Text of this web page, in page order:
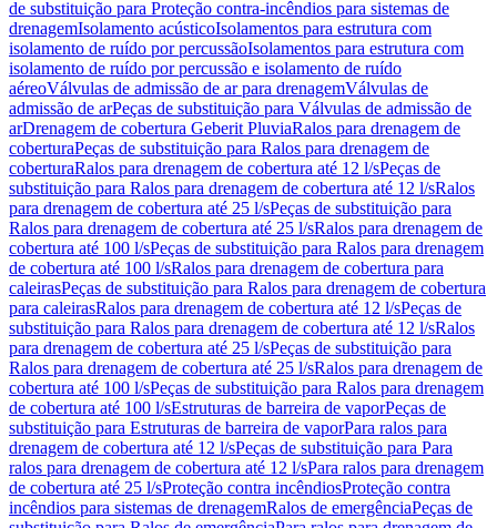
de substituição para Proteção contra-incêndios para sistemas de
drenagemIsolamento acústicoIsolamentos para estrutura com
isolamento de ruído por percussãoIsolamentos para estrutura com
isolamento de ruído por percussão e isolamento de ruído
aéreoVálvulas de admissão de ar para drenagemVálvulas de
admissão de arPeças de substituição para Válvulas de admissão de
arDrenagem de cobertura Geberit PluviaRalos para drenagem de
coberturaPeças de substituição para Ralos para drenagem de
coberturaRalos para drenagem de cobertura até 12 l/sPeças de
substituição para Ralos para drenagem de cobertura até 12 l/sRalos
para drenagem de cobertura até 25 l/sPeças de substituição para
Ralos para drenagem de cobertura até 25 l/sRalos para drenagem de
cobertura até 100 l/sPeças de substituição para Ralos para drenagem
de cobertura até 100 l/sRalos para drenagem de cobertura para
caleirasPeças de substituição para Ralos para drenagem de cobertura
para caleirasRalos para drenagem de cobertura até 12 l/sPeças de
substituição para Ralos para drenagem de cobertura até 12 l/sRalos
para drenagem de cobertura até 25 l/sPeças de substituição para
Ralos para drenagem de cobertura até 25 l/sRalos para drenagem de
cobertura até 100 l/sPeças de substituição para Ralos para drenagem
de cobertura até 100 l/sEstruturas de barreira de vaporPeças de
substituição para Estruturas de barreira de vaporPara ralos para
drenagem de cobertura até 12 l/sPeças de substituição para Para
ralos para drenagem de cobertura até 12 l/sPara ralos para drenagem
de cobertura até 25 l/sProteção contra incêndiosProteção contra
incêndios para sistemas de drenagemRalos de emergênciaPeças de